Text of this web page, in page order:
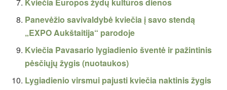
Kviečia Europos žydų kultūros dienos
Panevėžio savivaldybė kviečia į savo stendą
„EXPO Aukštaitija“ parodoje
Kviečia Pavasario lygiadienio šventė ir pažintinis
pėsčiųjų žygis (nuotaukos)
Lygiadienio virsmui pajusti kviečia naktinis žygis